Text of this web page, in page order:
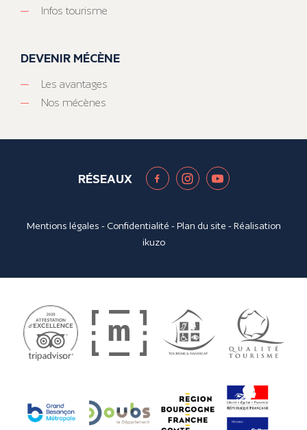
Infos tourisme
DEVENIR MÉCÈNE
Les avantages
Nos mécènes
RÉSEAUX
Mentions légales - Confidentialité -Plan du site - Réalisation
ikuzo